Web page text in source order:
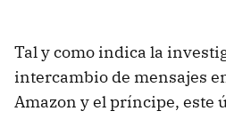
Tal y como indica la
intercambio de mensajes
Amazon y el príncipe, este